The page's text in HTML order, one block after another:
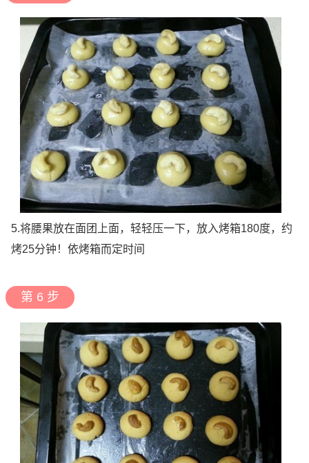
5.将腰果放在面团上面，轻轻压一下，放入烤箱180度，约
烤25分钟！依烤箱而定时间
第 6 步